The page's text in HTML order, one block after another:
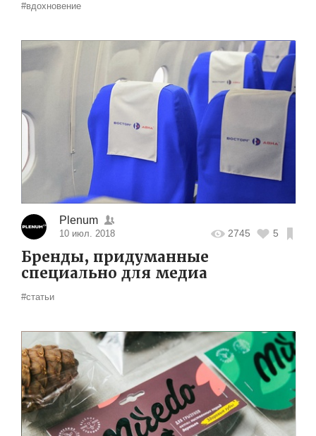
#вдохновение
Plenum
10 июл. 2018 2745 5
Бренды, придуманные
специально для медиа
#статьи